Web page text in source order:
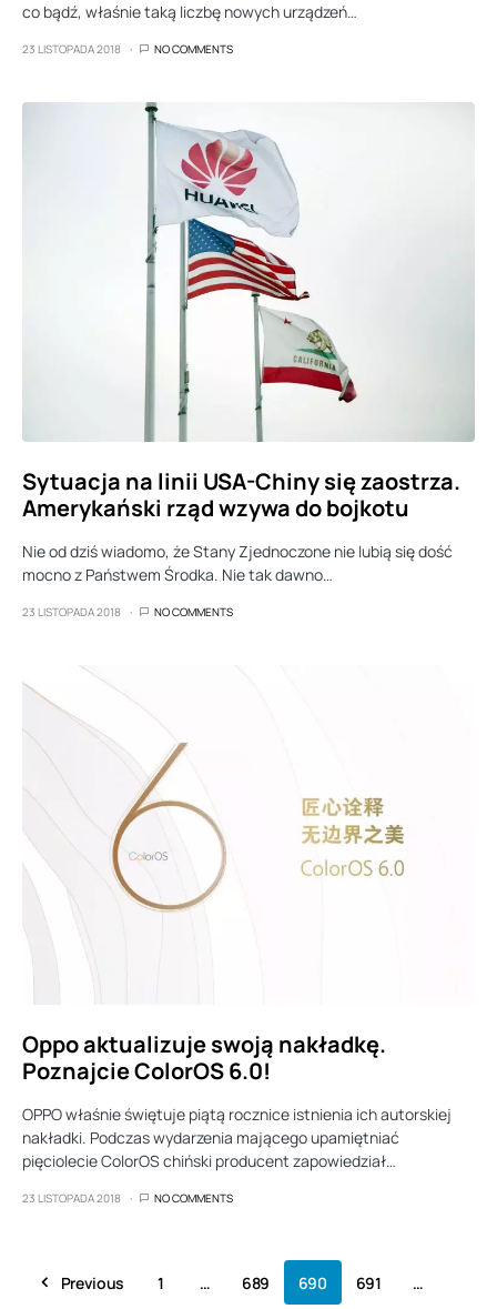
co bądź, właśnie taką liczbę nowych urządzeń…
23 LISTOPADA 2018 NO COMMENTS
Sytuacja na linii USA-Chiny się zaostrza.
Amerykański rząd wzywa do bojkotu
Nie od dziś wiadomo, że Stany Zjednoczone nie lubią się dość
mocno z Państwem Środka. Nie tak dawno…
23 LISTOPADA 2018 NO COMMENTS
Oppo aktualizuje swoją nakładkę.
Poznajcie ColorOS 6.0!
OPPO właśnie świętuje piątą rocznice istnienia ich autorskiej
nakładki. Podczas wydarzenia mającego upamiętniać
pięciolecie ColorOS chiński producent zapowiedział…
23 LISTOPADA 2018 NO COMMENTS
Previous 1 … 689 690 691 …